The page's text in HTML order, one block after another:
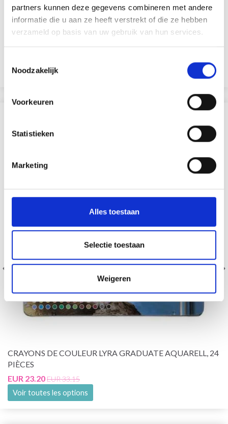
partners kunnen deze gegevens combineren met andere
informatie die u aan ze heeft verstrekt of die ze hebben
verzameld op basis van uw gebruik van hun services.
Noodzakelijk
Voorkeuren
Statistieken
Marketing
Alles toestaan
Selectie toestaan
Weigeren
CRAYONS DE COULEUR LYRA GRADUATE AQUARELL, 24
Voir toutes les options
CRAYONS DE COULEUR LYRA GRADUATE AQUARELL, 24
PIÈCES
EUR 23.20EUR 33.15
Voir toutes les options